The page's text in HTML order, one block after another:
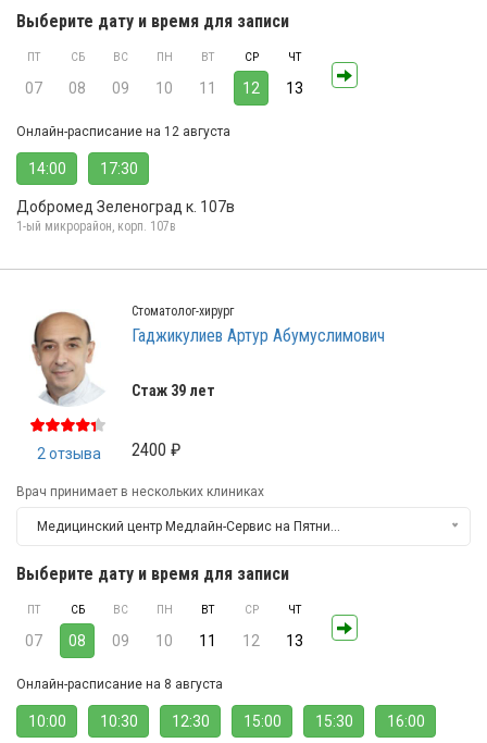
Выберите дату и время для записи
ПТ
07
СБ
08
ВС
09
ПН
10
ВТ
11
СР
12
ЧТ
13
Онлайн-расписание на 12 августа
14:00 17:30
Добромед Зеленоград к. 107в
1-ый микрорайон, корп. 107в
2 отзыва
Стоматолог-хирург
Гаджикулиев Артур Абумуслимович
Стаж 39 лет
2400 ₽
Врач принимает в нескольких клиниках
Медицинский центр Медлайн-Сервис на Пятницком шоссе
Выберите дату и время для записи
ПТ
07
СБ
08
ВС
09
ПН
10
ВТ
11
СР
12
ЧТ
13
Онлайн-расписание на 8 августа
10:00 10:30 12:30 15:00 15:30 16:00